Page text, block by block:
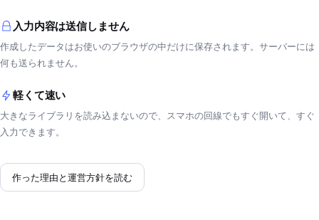
入力内容は送信しません
作成したデータはお使いのブラウザの中だけに保存されます。サーバーには
何も送られません。
軽くて速い
大きなライブラリを読み込まないので、スマホの回線でもすぐ開いて、すぐ
入力できます。
作った理由と運営方針を読む